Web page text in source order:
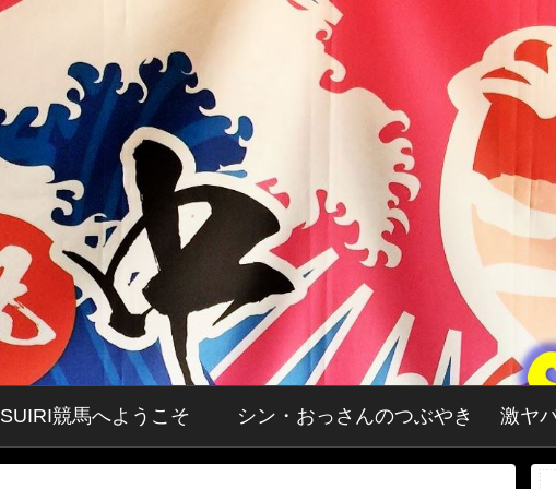
SUIRI競馬へようこそ シン・おっさんのつぶやき 激ヤ